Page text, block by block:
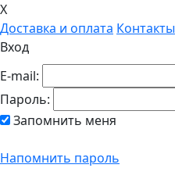
X
Доставка и оплата Контакты
Вход
E-mail:
Пароль:
Запомнить меня
Напомнить пароль